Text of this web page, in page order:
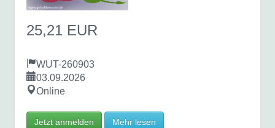
25,21 EUR
WUT-260903
03.09.2026
Online
Jetzt anmelden Mehr lesen